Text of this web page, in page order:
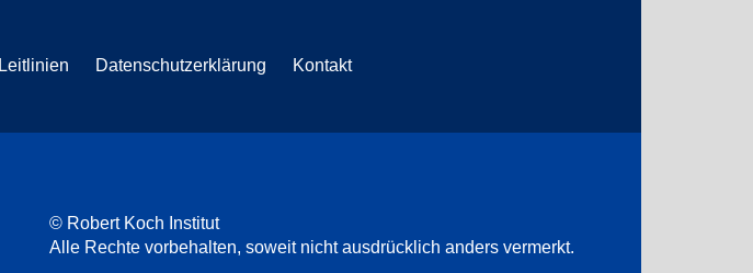
Leitlinien Datenschutzerklärung Kontakt
© Robert Koch Institut
Alle Rechte vorbehalten, soweit nicht ausdrücklich anders vermerkt.